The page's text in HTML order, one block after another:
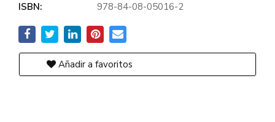
ISBN:
978-84-08-05016-2
Añadir a favoritos